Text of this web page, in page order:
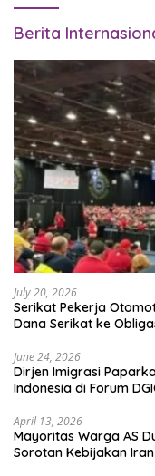
Berita
July 20, 2026
Serikat Pekerja
Dana Serikat ke
June 24, 2026
Dirjen Imigrasi
Indonesia di Forum
April 13, 2026
Mayoritas Warga AS
Sorotan Kebijakan Iran